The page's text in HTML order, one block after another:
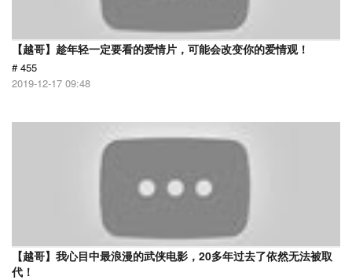
【越哥】趁年轻一定要看的爱情片，可能会改变你的爱情观！
# 455
2019-12-17 09:48
【越哥】我心目中最浪漫的武侠电影，20多年过去了依然无法被取
代！